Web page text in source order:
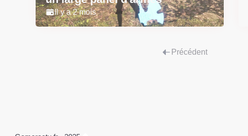
Il y a 2 mois
Précédent